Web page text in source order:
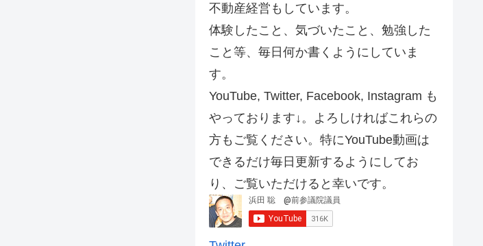
不動産経営もしています。
体験したこと、気づいたこと、勉強した
こと等、毎日何か書くようにしていま
す。
YouTube, Twitter, Facebook, Instagram も
やっております↓。よろしければこれらの
方もご覧ください。特にYouTube動画は
できるだけ毎日更新するようにしてお
り、ご覧いただけると幸いです。